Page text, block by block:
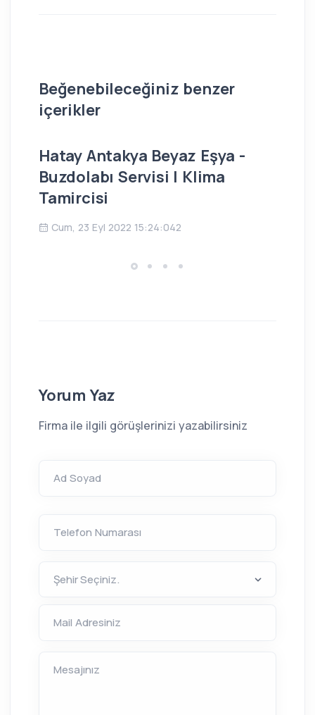
Beğenebileceğiniz benzer
içerikler
Hatay Antakya Beyaz Eşya -
Buzdolabı Servisi | Klima
Tamircisi
Cum, 23 Eyl 2022 15:24:042
Yorum Yaz
Firma ile ilgili görüşlerinizi yazabilirsiniz
Ad Soyad
Telefon Numarası
Mail Adresiniz
Mesajınız